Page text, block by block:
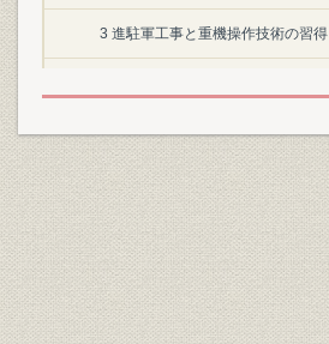
3 進駐軍工事と重機操作技術の習得
第3節 経済復興工事の展開
1 明治神宮仮本殿戦災復興工事
2 広島市の復興と当社
3 輸送力の回復
4 石炭産業の復興と炭鉱工事